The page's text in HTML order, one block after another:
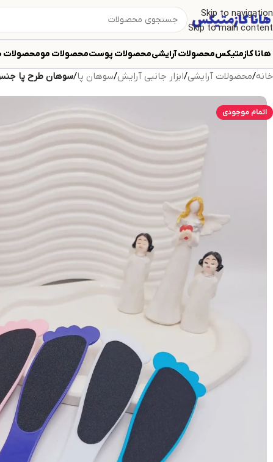
Skip to navigation
Skip to main content
هانا کازمتیکسمحصولات آرایشیمحصولات پوستمحصولات مومحصولات
خانه/محصولات آرایشی/ابزار جانبی آرایش/سوهان پا/سوهان طرح پا
اتمام موجودی